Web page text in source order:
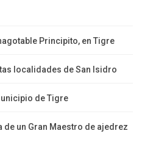
Principito, en Tigre
localidades de San Isidro
de Tigre
un Gran Maestro de ajedrez